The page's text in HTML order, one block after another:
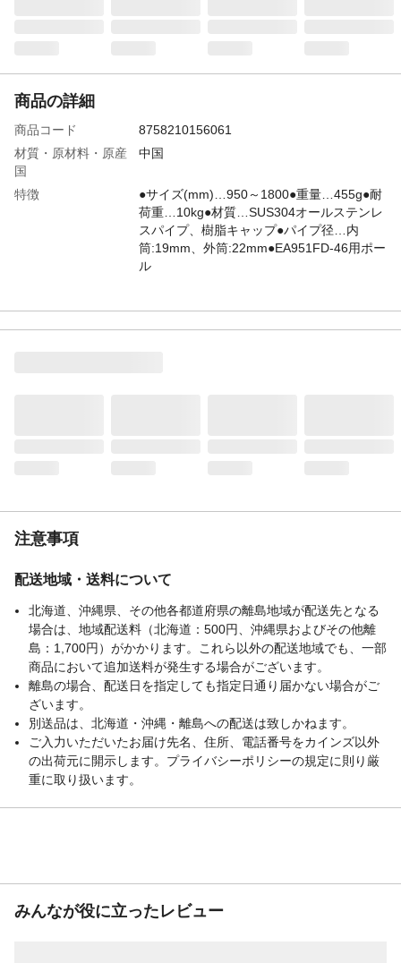
商品の詳細
商品コード
8758210156061
材質・原材料・原産
国
中国
特徴
●サイズ(mm)…950～1800●重量…455g●耐
荷重…10kg●材質…SUS304オールステンレ
スパイプ、樹脂キャップ●パイプ径…内
筒:19mm、外筒:22mm●EA951FD-46用ポー
ル
注意事項
配送地域・送料について
北海道、沖縄県、その他各都道府県の離島地域が配送先となる
場合は、地域配送料（北海道：500円、沖縄県およびその他離
島：1,700円）がかかります。これら以外の配送地域でも、一部
商品において追加送料が発生する場合がございます。
離島の場合、配送日を指定しても指定日通り届かない場合がご
ざいます。
別送品は、北海道・沖縄・離島への配送は致しかねます。
ご入力いただいたお届け先名、住所、電話番号をカインズ以外
の出荷元に開示します。プライバシーポリシーの規定に則り厳
重に取り扱います。
みんなが役に立ったレビュー